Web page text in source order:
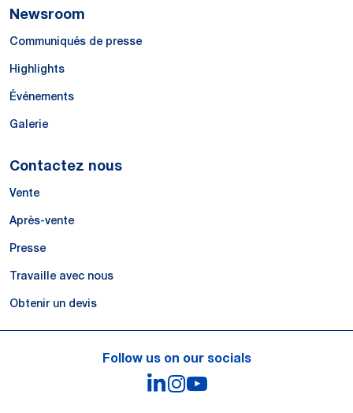
Newsroom
Communiqués de presse
Highlights
Événements
Galerie
Contactez nous
Vente
Après-vente
Presse
Travaille avec nous
Obtenir un devis
Follow us on our socials
LinkedIn
Instagram